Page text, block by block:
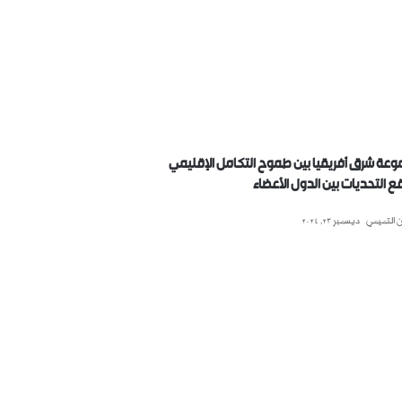
شرق أفريقيا بين طموح التكامل الإقليمي
التحديات بين الدول الأعضاء
التميمي ديسمبر 23, 2024